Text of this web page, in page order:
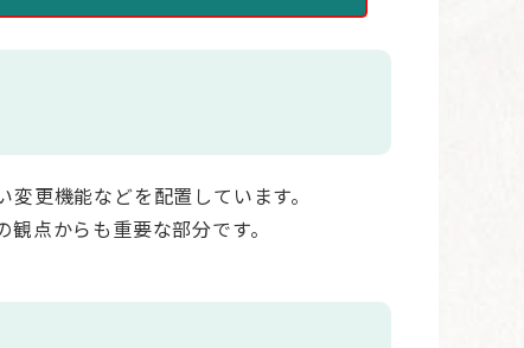
更機能などを配置しています。
点からも重要な部分です。